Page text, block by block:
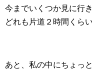
今までいくつか見に行
どれも片道２時間くら
あと、私の中にちょっ